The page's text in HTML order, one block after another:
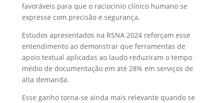
favoráveis para que o raciocínio clínico humano se
expresse com precisão e segurança.
Estudos apresentados na RSNA 2024 reforçam esse
entendimento ao demonstrar que ferramentas de
apoio textual aplicadas ao laudo reduziram o tempo
médio de documentação em até 28% em serviços de
alta demanda.
Esse ganho torna-se ainda mais relevante quando se